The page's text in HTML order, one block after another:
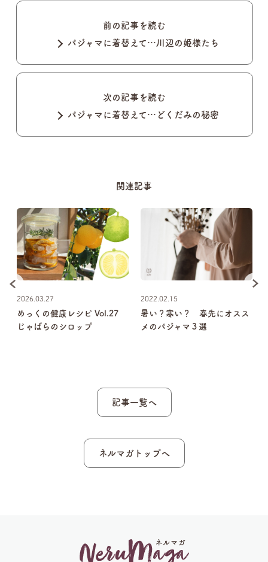
前の記事を読む
パジャマに着替えて…川辺の姫様たち
次の記事を読む
パジャマに着替えて…どくだみの秘密
関連記事
2026.03.27
めっくの健康レシピ Vol.27
じゃばらのシロップ
2022.02.15
暑い？寒い？ 春先にオスス
メのパジャマ３選
記事一覧へ
ネルマガトップへ